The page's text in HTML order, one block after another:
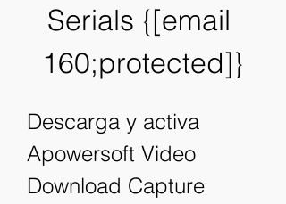
Serials {[email
160;protected]}
Descarga y activa
Apowersoft Video
Download Capture